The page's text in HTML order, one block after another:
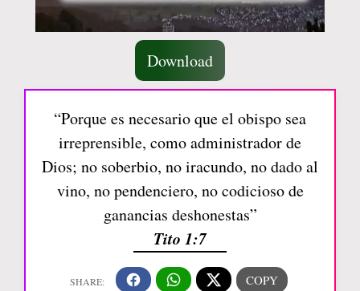
Download
“Porque es necesario que el obispo sea
irreprensible, como administrador de
Dios; no soberbio, no iracundo, no dado al
vino, no pendenciero, no codicioso de
ganancias deshonestas”
Tito 1:7